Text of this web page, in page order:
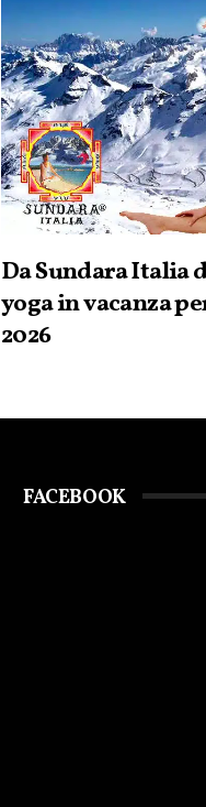
Da Sundara Italia
yoga in vacanza
2026
FACEBOOK